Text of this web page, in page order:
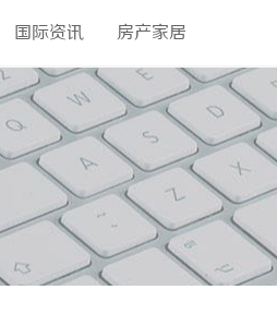
国际资讯 房产家居